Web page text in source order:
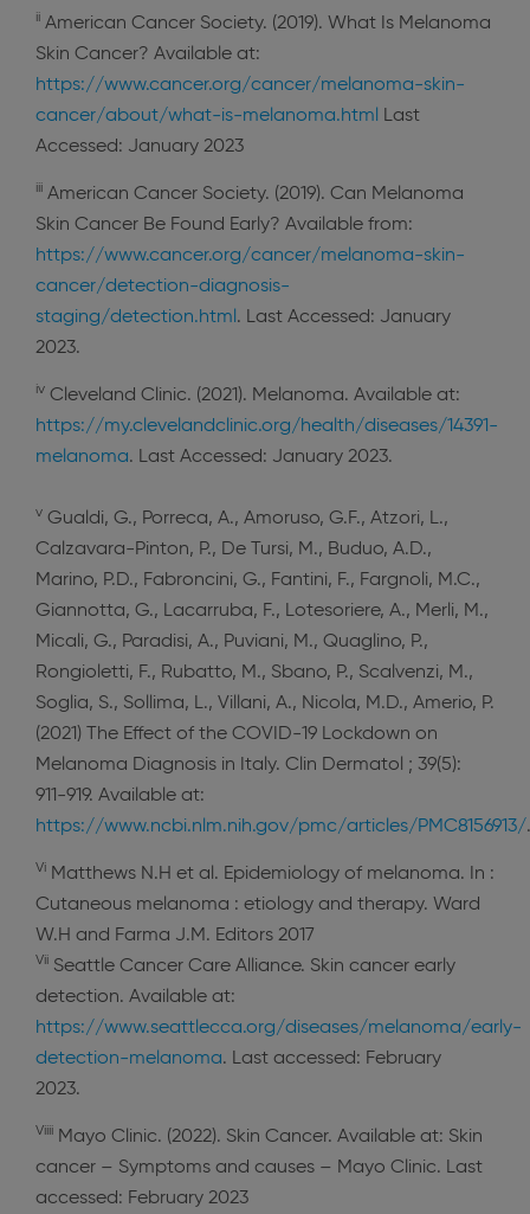
ii American Cancer Society. (2019). What Is Melanoma
Skin Cancer? Available at:
https://www.cancer.org/cancer/melanoma-skin-
cancer/about/what-is-melanoma.html
Last
Accessed: January 2023
iii American Cancer Society. (2019). Can Melanoma
Skin Cancer Be Found Early? Available from:
https://www.cancer.org/cancer/melanoma-skin-
cancer/detection-diagnosis-
staging/detection.html . Last Accessed: January
2023.
iv Cleveland Clinic. (2021). Melanoma. Available at:
https://my.clevelandclinic.org/health/diseases/14391-
melanoma. Last Accessed: January 2023.
v Gualdi, G., Porreca, A., Amoruso, G.F., Atzori, L.,
Calzavara-Pinton, P., De Tursi, M., Buduo, A.D.,
Marino, P.D., Fabroncini, G., Fantini, F., Fargnoli, M.C.,
Giannotta, G., Lacarruba, F., Lotesoriere, A., Merli, M.,
Micali, G., Paradisi, A., Puviani, M., Quaglino, P.,
Rongioletti, F., Rubatto, M., Sbano, P., Scalvenzi, M.,
Soglia, S., Sollima, L., Villani, A., Nicola, M.D., Amerio, P.
(2021) The Effect of the COVID-19 Lockdown on
Melanoma Diagnosis in Italy. Clin Dermatol ; 39(5):
911-919. Available at:
https://www.ncbi.nlm.nih.gov/pmc/articles/PMC8156913/.
Vi Matthews N.H et al. Epidemiology of melanoma. In :
Cutaneous melanoma : etiology and therapy. Ward
W.H and Farma J.M. Editors 2017
Vii Seattle Cancer Care Alliance. Skin cancer early
detection. Available at:
https://www.seattlecca.org/diseases/melanoma/early-
detection-melanoma. Last accessed: February
2023.
Viiii Mayo Clinic. (2022). Skin Cancer. Available at: Skin
cancer – Symptoms and causes – Mayo Clinic. Last
accessed: February 2023